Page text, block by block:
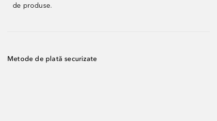
de produse.
Metode de plată securizate